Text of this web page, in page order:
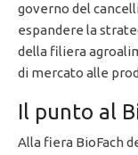
governo del
espandere la
della filiera
di mercato alle
Il punto al
Alla fiera BioFach